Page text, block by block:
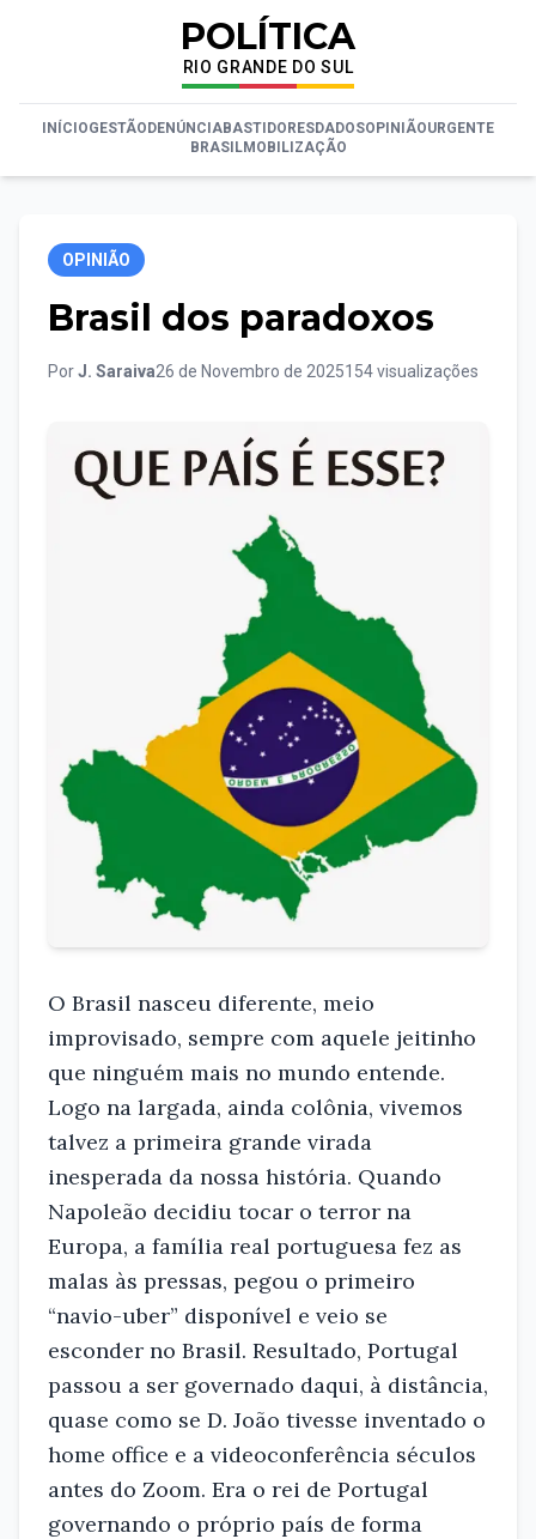
POLÍTICA
RIO GRANDE DO SUL
INÍCIOGESTÃO DENÚNCIABASTIDORESDADOSOPINIÃOURGENTE
BRASILMOBILIZAÇÃO
OPINIÃO
Brasil dos paradoxos
PorJ. Saraiva26 de Novembro de 2025154 visualizações
O Brasil nasceu diferente, meio
improvisado, sempre com aquele jeitinho
que ninguém mais no mundo entende.
Logo na largada, ainda colônia, vivemos
talvez a primeira grande virada
inesperada da nossa história. Quando
Napoleão decidiu tocar o terror na
Europa, a família real portuguesa fez as
malas às pressas, pegou o primeiro
“navio-uber” disponível e veio se
esconder no Brasil. Resultado, Portugal
passou a ser governado daqui, à distância,
quase como se D. João tivesse inventado o
home office e a videoconferência séculos
antes do Zoom. Era o rei de Portugal
governando o próprio país de forma